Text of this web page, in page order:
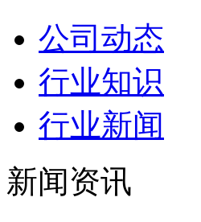
公司动态
行业知识
行业新闻
新闻资讯